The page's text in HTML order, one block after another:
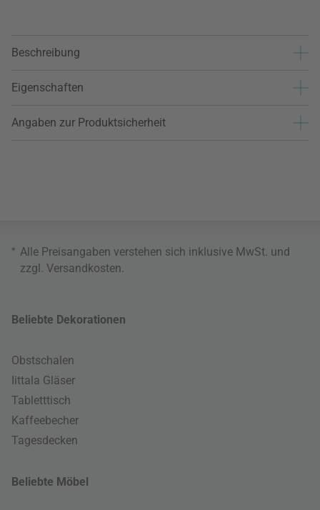
Beschreibung
Eigenschaften
Angaben zur Produktsicherheit
* Alle Preisangaben verstehen sich inklusive MwSt. und
zzgl. Versandkosten
Beliebte Dekorationen
Obstschalen
Iittala Gläser
Tabletttisch
Kaffeebecher
Tagesdecken
Beliebte Möbel